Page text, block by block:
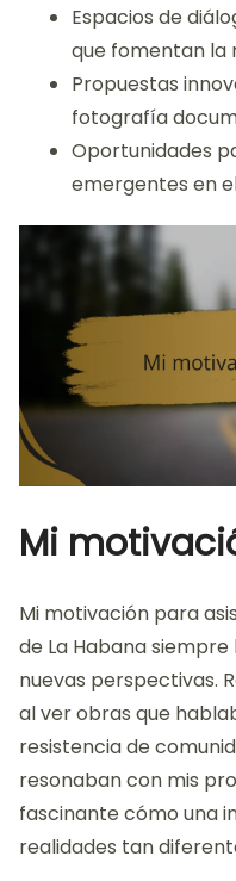
Espacios de
que fomentan la
Propuestas
fotografía
Oportunidades
emergentes en
Mi
Mi motivación para
de La Habana
nuevas perspectivas.
al ver obras que
resistencia de
resonaban con mis
fascinante cómo una
realidades tan